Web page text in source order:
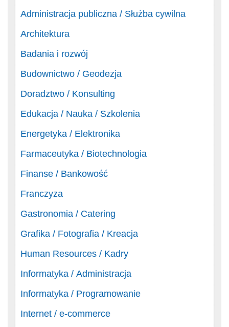
Administracja publiczna / Służba cywilna
Architektura
Badania i rozwój
Budownictwo / Geodezja
Doradztwo / Konsulting
Edukacja / Nauka / Szkolenia
Energetyka / Elektronika
Farmaceutyka / Biotechnologia
Finanse / Bankowość
Franczyza
Gastronomia / Catering
Grafika / Fotografia / Kreacja
Human Resources / Kadry
Informatyka / Administracja
Informatyka / Programowanie
Internet / e-commerce